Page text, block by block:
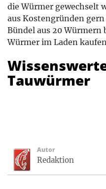
die Würmer gewechselt
aus Kostengründen
Bündel aus 20 Würmern
Würmer im Laden
Tauwürmer
Autor
Redaktion